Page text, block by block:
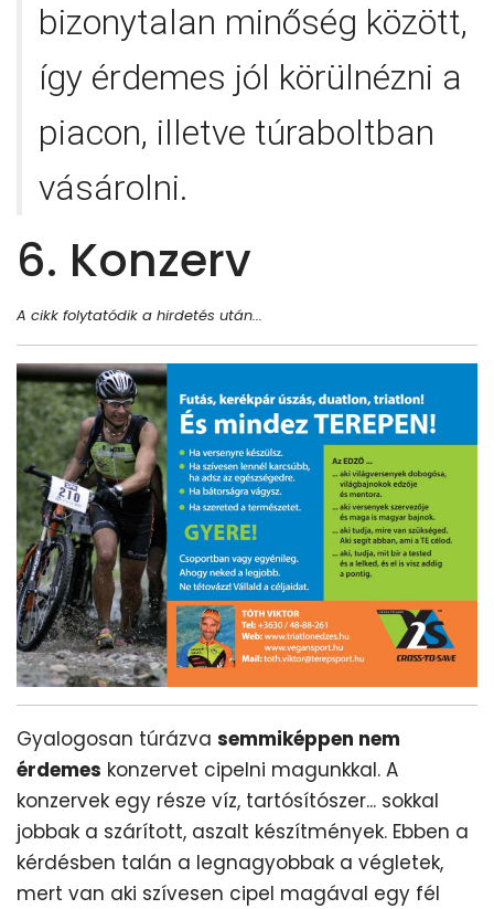
bizonytalan minőség között,
így érdemes jól körülnézni a
piacon, illetve túraboltban
vásárolni.
6. Konzerv
A cikk folytatódik a hirdetés után...
Gyalogosan túrázva semmiképpen nem
érdemes konzervet cipelni magunkkal. A
konzervek egy része víz, tartósítószer... sokkal
jobbak a szárított, aszalt készítmények. Ebben a
kérdésben talán a legnagyobbak a végletek,
mert van aki szívesen cipel magával egy fél